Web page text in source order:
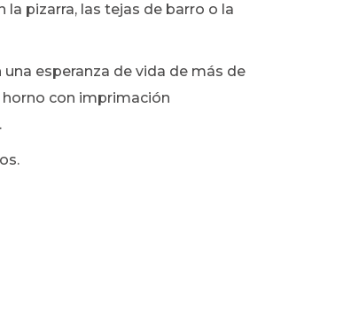
pizarra, las tejas de barro o la
esperanza de vida de más de
con imprimación